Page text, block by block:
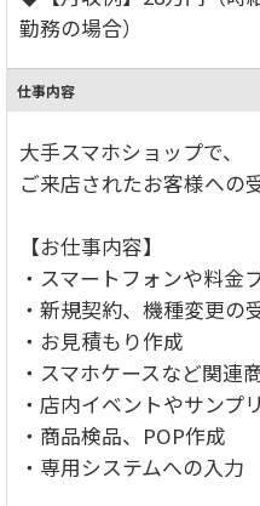
勤務の場合）
仕事内容
大手スマホショップで、
ご来店されたお客様への
【お仕事内容】
・スマートフォンや料金
・新規契約、機種変更の
・お見積もり作成
・スマホケースなど関連
・店内イベントやサンプ
・商品検品、POP作成
・専用システムへの入